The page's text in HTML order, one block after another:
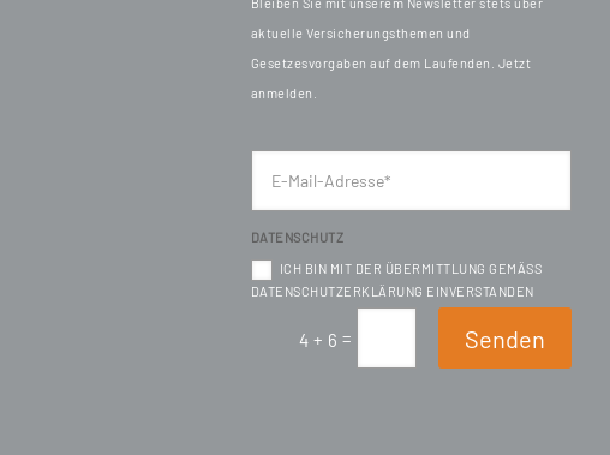
Bleiben Sie mit unserem Newsletter stets über
aktuelle Versicherungsthemen und
Gesetzesvorgaben auf dem Laufenden. Jetzt
anmelden.
DATENSCHUTZ
ICH BIN MIT DER ÜBERMITTLUNG GEMÄSS D
ATENSCHUTZERKLÄRUNG EINVERSTANDEN
4 + 6 = Senden